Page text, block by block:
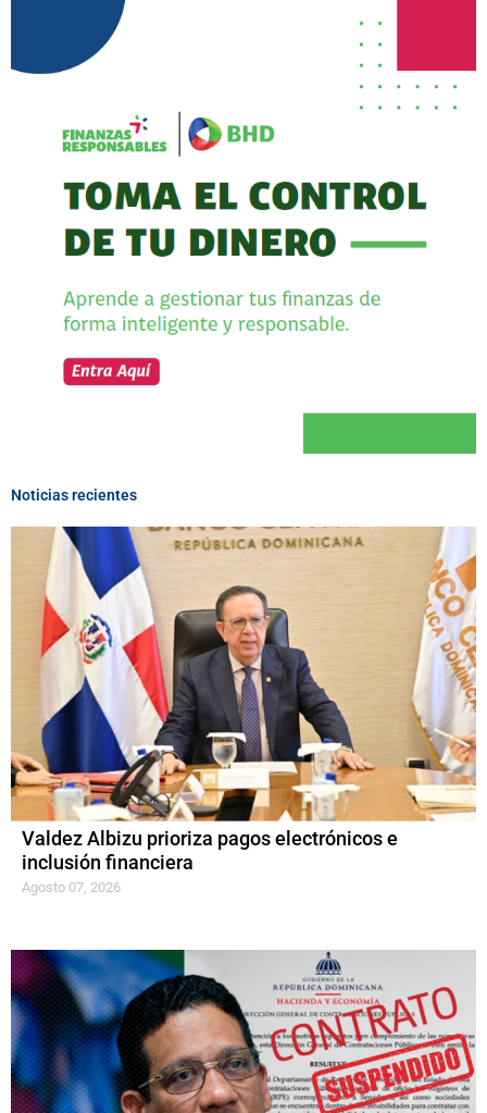
Noticias recientes
Valdez Albizu prioriza pagos electrónicos e
inclusión financiera
Agosto 07, 2026